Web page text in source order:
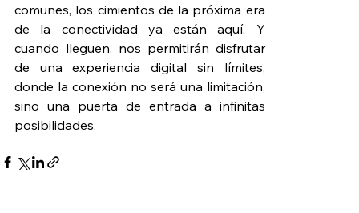
comunes, los cimientos de la próxima era
de la conectividad ya están aquí. Y
cuando lleguen, nos permitirán disfrutar
de una experiencia digital sin límites,
donde la conexión no será una limitación,
sino una puerta de entrada a infinitas
posibilidades.